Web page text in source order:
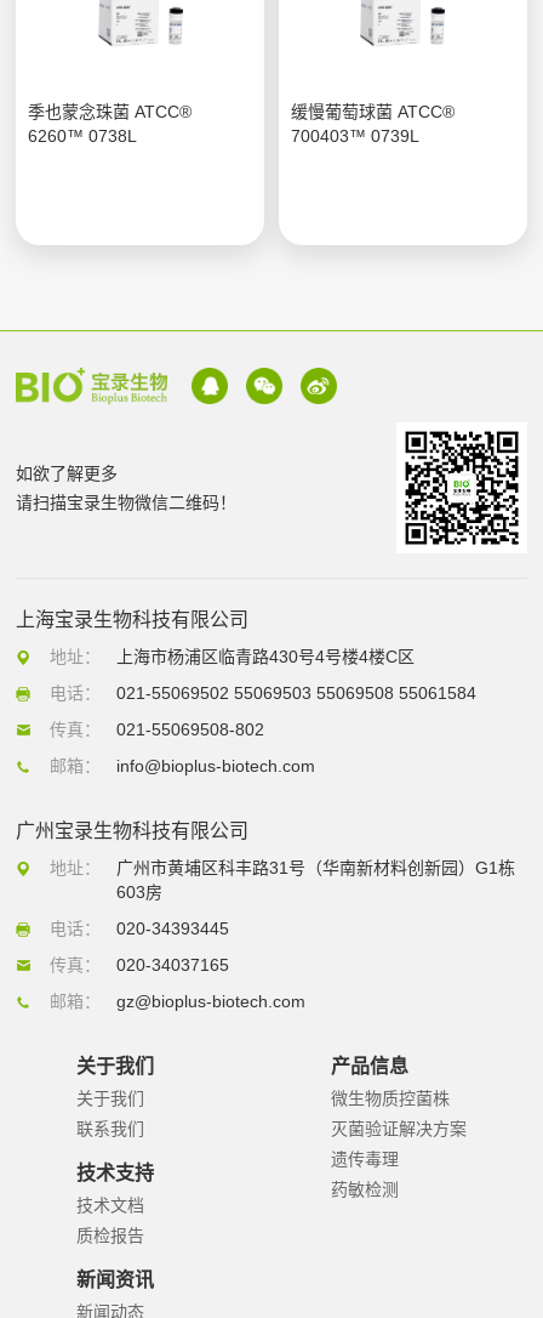
季也蒙念珠菌 ATCC®
6260™ 0738L
缓慢葡萄球菌 ATCC®
700403™ 0739L
如欲了解更多
请扫描宝录生物微信二维码！
上海宝录生物科技有限公司
地址：
上海市杨浦区临青路430号4号楼4楼C区
电话：
021-55069502 55069503 55069508 55061584
传真：
021-55069508-802
邮箱：
info@bioplus-biotech.com
广州宝录生物科技有限公司
地址：
广州市黄埔区科丰路31号（华南新材料创新园）G1栋
603房
电话：
020-34393445
传真：
020-34037165
邮箱：
gz@bioplus-biotech.com
关于我们
关于我们
联系我们
技术支持
技术文档
质检报告
新闻资讯
新闻动态
产品信息
微生物质控菌株
灭菌验证解决方案
遗传毒理
药敏检测